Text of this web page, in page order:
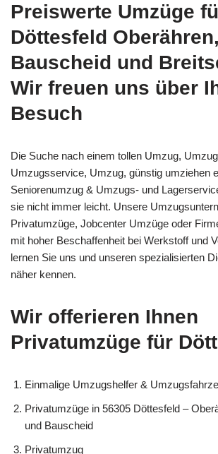
Preiswerte Umzüge
Döttesfeld Oberähren,
Bauscheid und
Wir freuen uns über
Besuch
Die Suche nach einem tollen Umzug,
Umzugsservice, Umzug, günstig umziehen
Seniorenumzug & Umzugs- und
sie nicht immer leicht. Unsere
Privatumzüge, Jobcenter Umzüge oder
mit hoher Beschaffenheit bei Werkstoff und
lernen Sie uns und unseren spezialisierten
näher kennen.
Wir offerieren Ihnen
Privatumzüge für
Einmalige Umzugshelfer &
Privatumzüge in 56305 Döttesfeld –
und Bauscheid
Privatumzug